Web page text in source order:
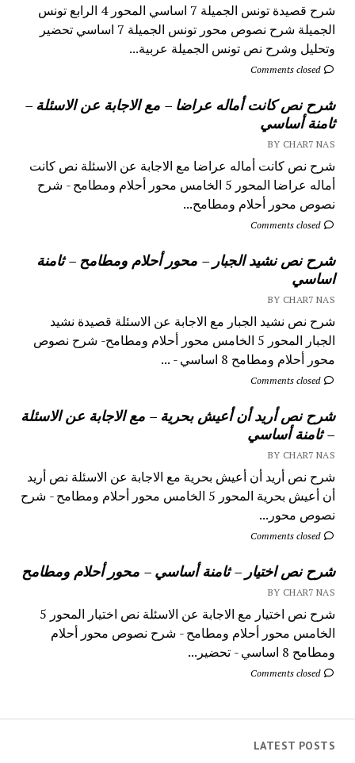
شرح قصيدة تونس الجميلة 7 اساسي المحور 4 الرابع تونس
الجميلة شرح نصوص محور تونس الجميلة 7 اساسي تحضير
وتحليل وشرح نص تونس الجميلة عربية...
Comments closed
شرح نص كانت أماله عراضا – مع الاجابة عن الاسئلة –
ثامنة أساسي
BY CHAR7 NAS
شرح نص كانت أماله عراضا مع الاجابة عن الاسئلة نص كانت
أماله عراضا المحور 5 الخامس محور أحلام ومطامح - شرح
نصوص محور أحلام ومطامح...
Comments closed
شرح نص نشيد الجبار – محور أحلام ومطامح – ثامنة
اساسي
BY CHAR7 NAS
شرح نص نشيد الجبار مع الاجابة عن الاسئلة قصيدة نشيد
الجبار المحور 5 الخامس محور أحلام ومطامح- شرح نصوص
محور أحلام ومطامح 8 اساسي - ...
Comments closed
شرح نص أريد أن أعيش بحرية – مع الاجابة عن الاسئلة
– ثامنة أساسي
BY CHAR7 NAS
شرح نص أريد أن أعيش بحرية مع الاجابة عن الاسئلة نص أريد
أن أعيش بحرية المحور 5 الخامس محور أحلام ومطامح - شرح
نصوص محور...
Comments closed
شرح نص اختيار – ثامنة أساسي – محور أحلام ومطامح
BY CHAR7 NAS
شرح نص اختيار مع الاجابة عن الاسئلة نص اختيار المحور 5
الخامس محور أحلام ومطامح - شرح نصوص محور أحلام
ومطامح 8 اساسي - تحضير...
Comments closed
LATEST POSTS